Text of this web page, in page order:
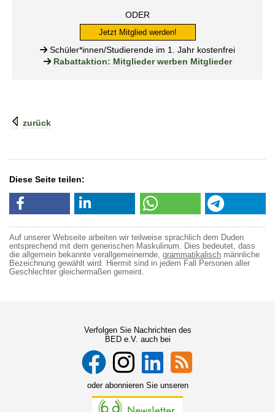
ODER
Jetzt Mitglied werden!
Schüler*innen/Studierende im 1. Jahr kostenfrei
Rabattaktion: Mitglieder werben Mitglieder
zurück
Diese Seite teilen:
Auf unserer Webseite arbeiten wir teilweise sprachlich dem Duden
entsprechend mit dem generischen Maskulinum. Dies bedeutet, dass
die allgemein bekannte verallgemeinernde, grammatikalisch männliche
Bezeichnung gewählt wird. Hiermit sind in jedem Fall Personen aller
Geschlechter gleichermaßen gemeint.
Verfolgen Sie Nachrichten des
BED e.V. auch bei
oder abonnieren Sie unseren